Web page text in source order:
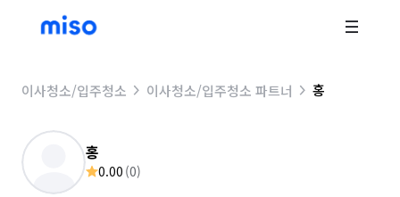
이사청소/입주청소 이사청소/입주청소 파트너 홍
홍
0.00 (0)